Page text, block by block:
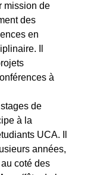
mission de
des
en
Il
à
de
à la
UCA. Il
années,
coté des